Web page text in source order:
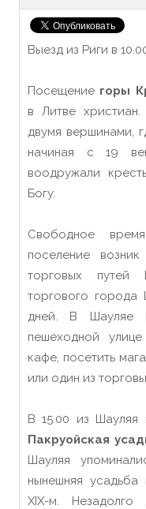
Выезд из Риги в
Посещение горы
в Литве
двумя вершинами,
начиная с 19
воодружали
Богу.
Свободное
поселение
торговых путей
торгового
дней. В Шауляе
пешеходной
кафе, посетить
или один из
В 15.00 из Шауляя
Пакруойская
Шауляя
нынешняя усадьба
XIX-м.